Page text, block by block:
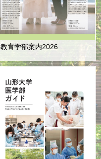
教育学部案内2026